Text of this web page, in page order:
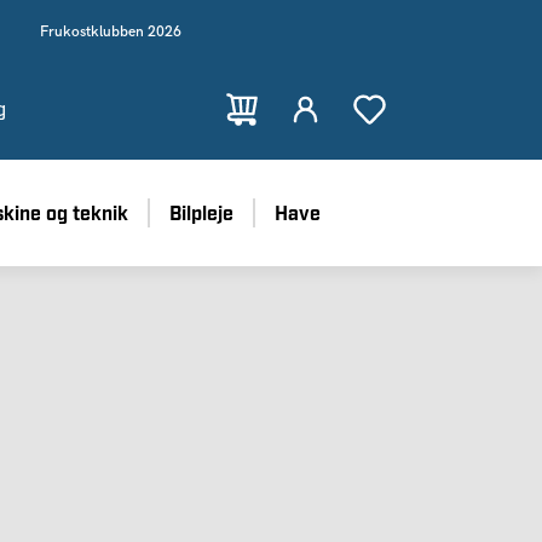
Frukostklubben 2026
og teknik Bilpleje Have